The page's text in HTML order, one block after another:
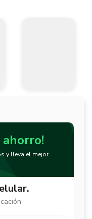
ahorro!
y lleva el mejor